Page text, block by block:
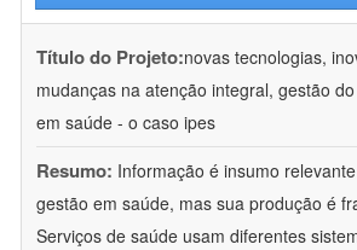
Título do Projeto:novas tecnologias,
mudanças na atenção integral, gestão
em saúde - o caso ipes
Resumo: Informação é insumo
gestão em saúde, mas sua produção é
Serviços de saúde usam diferentes